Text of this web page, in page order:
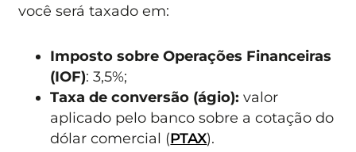
você será taxado em:
Imposto sobre Operações Financeiras
(IOF): 3,5%;
Taxa de conversão (ágio): valor
aplicado pelo banco sobre a cotação do
dólar comercial (PTAX).